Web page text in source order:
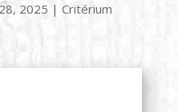
2025 | Critérium